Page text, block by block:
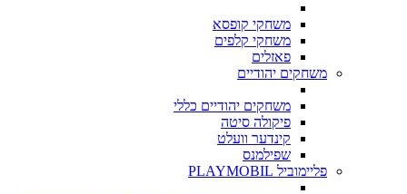
משחקי קופסא
משחקי קלפים
פאזלים
משחקים יהודיים
משחקים יהודיים כללי
פיקולה סיטה
קינדער וועלט
שפילמנס
פליימוביל PLAYMOBIL